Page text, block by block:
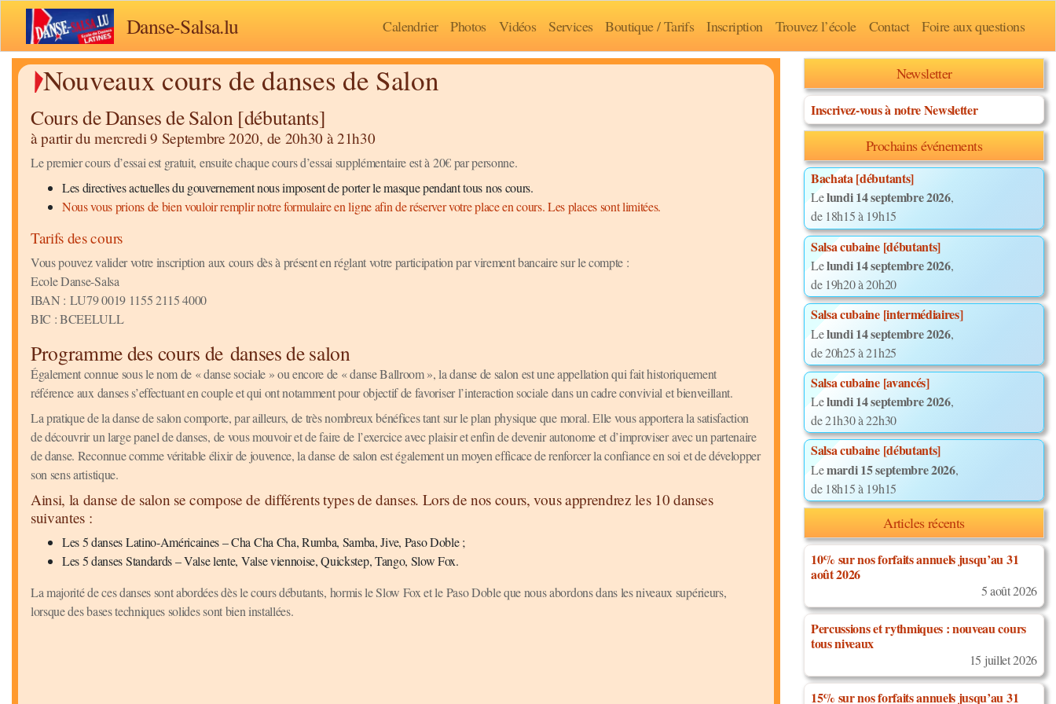
Danse-Salsa.lu Calendrier Photos Vidéos Services Boutique / Tarifs Inscription Trouvez l’école Contact Foire aux questions
Nouveaux cours de danses de Salon
Cours de Danses de Salon [débutants]
à partir du mercredi 9 Septembre 2020, de 20h30 à 21h30
Le premier cours d’essai est gratuit, ensuite chaque cours d’essai supplémentaire est à 20€ par personne.
Les directives actuelles du gouvernement nous imposent de porter le masque pendant tous nos cours.
Nous vous prions de bien vouloir remplir notre formulaire en ligne afin de réserver votre place en cours. Les places sont limitées.
Tarifs des cours
Vous pouvez valider votre inscription aux cours dès à présent en réglant votre participation par virement bancaire sur le compte :
Ecole Danse-Salsa
IBAN : LU79 0019 1155 2115 4000
BIC : BCEELULL
Programme des cours de danses de salon
Également connue sous le nom de « danse sociale » ou encore de « danse Ballroom », la danse de salon est une appellation qui fait historiquement
référence aux danses s’effectuant en couple et qui ont notamment pour objectif de favoriser l’interaction sociale dans un cadre convivial et bienveillant.
La pratique de la danse de salon comporte, par ailleurs, de très nombreux bénéfices tant sur le plan physique que moral. Elle vous apportera la satisfaction
de découvrir un large panel de danses, de vous mouvoir et de faire de l’exercice avec plaisir et enfin de devenir autonome et d’improviser avec un partenaire
de danse. Reconnue comme véritable élixir de jouvence, la danse de salon est également un moyen efficace de renforcer la confiance en soi et de développer
son sens artistique.
Ainsi, la danse de salon se compose de différents types de danses. Lors de nos cours, vous apprendrez les 10 danses
suivantes :
Les 5 danses Latino-Américaines – Cha Cha Cha, Rumba, Samba, Jive, Paso Doble ;
Les 5 danses Standards – Valse lente, Valse viennoise, Quickstep, Tango, Slow Fox.
La majorité de ces danses sont abordées dès le cours débutants, hormis le Slow Fox et le Paso Doble que nous abordons dans les niveaux supérieurs,
lorsque des bases techniques solides sont bien installées.
Newsletter
Inscrivez-vous à notre Newsletter
Prochains événements
Bachata [débutants]
Lelundi 14 septembre 2026,
de 18h15 à 19h15
Salsa cubaine [débutants]
Lelundi 14 septembre 2026,
de 19h20 à 20h20
Salsa cubaine [intermédiaires]
Lelundi 14 septembre 2026,
de 20h25 à 21h25
Salsa cubaine [avancés]
Lelundi 14 septembre 2026,
de 21h30 à 22h30
Salsa cubaine [débutants]
Lemardi 15 septembre 2026,
de 18h15 à 19h15
Articles récents
10% sur nos forfaits annuels jusqu’au 31
août 2026
5 août 2026
Percussions et rythmiques : nouveau cours
tous niveaux
15 juillet 2026
15% sur nos forfaits annuels jusqu’au 31